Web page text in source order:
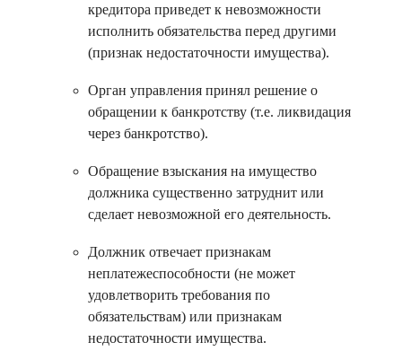
кредитора приведет к невозможности
исполнить обязательства перед другими
(признак недостаточности имущества).
Орган управления принял решение о
обращении к банкротству (т.е. ликвидация
через банкротство).
Обращение взыскания на имущество
должника существенно затруднит или
сделает невозможной его деятельность.
Должник отвечает признакам
неплатежеспособности (не может
удовлетворить требования по
обязательствам) или признакам
недостаточности имущества.